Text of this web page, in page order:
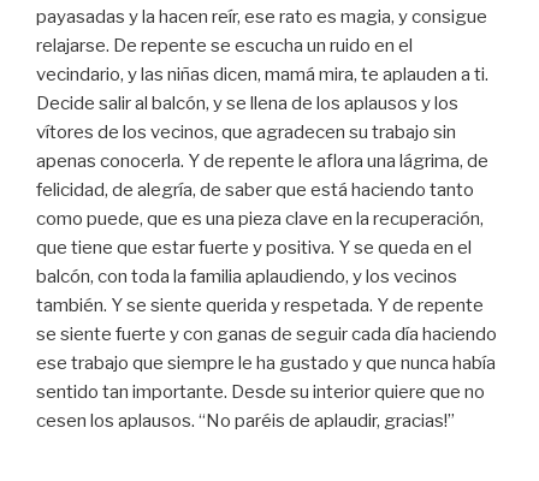
payasadas y la hacen reír, ese rato es magia, y consigue
relajarse. De repente se escucha un ruido en el
vecindario, y las niñas dicen, mamá mira, te aplauden a ti.
Decide salir al balcón, y se llena de los aplausos y los
vítores de los vecinos, que agradecen su trabajo sin
apenas conocerla. Y de repente le aflora una lágrima, de
felicidad, de alegría, de saber que está haciendo tanto
como puede, que es una pieza clave en la recuperación,
que tiene que estar fuerte y positiva. Y se queda en el
balcón, con toda la familia aplaudiendo, y los vecinos
también. Y se siente querida y respetada. Y de repente
se siente fuerte y con ganas de seguir cada día haciendo
ese trabajo que siempre le ha gustado y que nunca había
sentido tan importante. Desde su interior quiere que no
cesen los aplausos. “No paréis de aplaudir, gracias!”